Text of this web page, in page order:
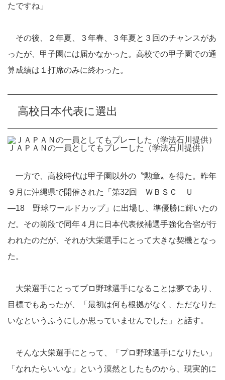
たですね」
その後、２年夏、３年春、３年夏と３回のチャンスがあ
ったが、甲子園には届かなかった。高校での甲子園での通
算成績は１打席のみに終わった。
高校日本代表に選出
ＪＡＰＡＮの一員としてもプレーした（学法石川提供）
一方で、高校時代は甲子園以外の〝勲章〟を得た。昨年
９月に沖縄県で開催された「第32回 ＷＢＳＣ Ｕ
―18 野球ワールドカップ」に出場し、準優勝に輝いたの
だ。その前段で同年４月に日本代表候補選手強化合宿が行
われたのだが、それが大栄選手にとって大きな契機となっ
た。
大栄選手にとってプロ野球選手になることは夢であり、
目標でもあったが、「最初は何も根拠がなく、ただなりた
いなというふうにしか思っていませんでした」と話す。
そんな大栄選手にとって、「プロ野球選手になりたい」
「なれたらいいな」という漠然としたものから、現実的に